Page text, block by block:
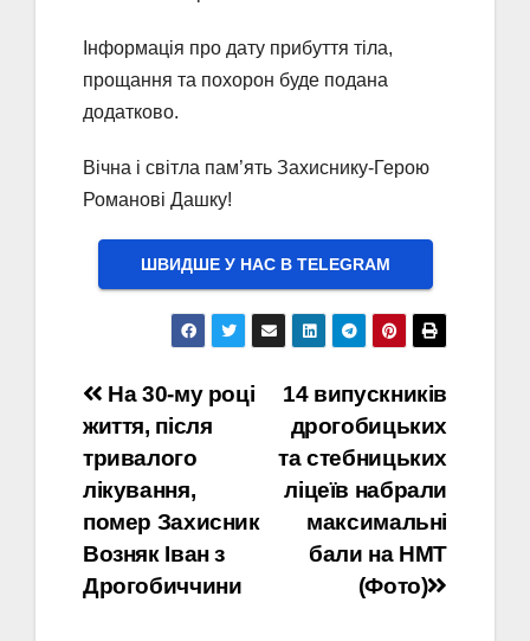
Інформація про дату прибуття тіла,
прощання та похорон буде подана
додатково.
Вічна і світла пам’ять Захиснику-Герою
Романові Дашку!
ШВИДШЕ У НАС В ТELEGRAM
Навігація
записів
14 випускників
дрогобицьких
та стебницьких
ліцеїв набрали
максимальні
бали на НМТ
(Фото)
На 30-му році
життя, після
тривалого
лікування,
помер Захисник
Возняк Іван з
Дрогобиччини